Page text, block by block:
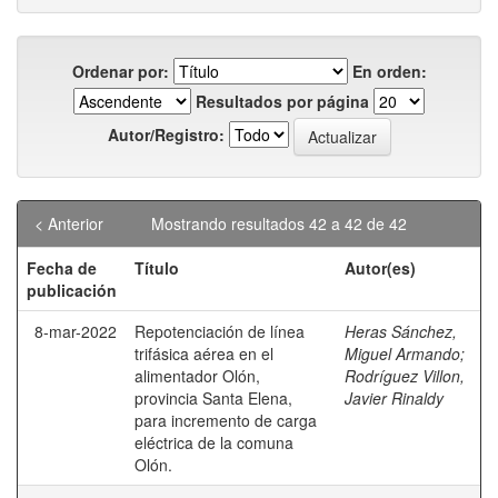
Ordenar por:
En orden:
Resultados por página
Autor/Registro:
Mostrando resultados 42 a 42 de 42
< Anterior
Fecha de
publicación
Título Autor(es)
8-mar-2022
Repotenciación de línea
trifásica aérea en el
alimentador Olón,
provincia Santa Elena,
para incremento de carga
eléctrica de la comuna
Olón.
Heras Sánchez,
Miguel Armando;
Rodríguez Villon,
Javier Rinaldy